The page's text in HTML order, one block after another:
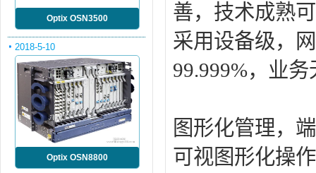
Optix OSN3500
2018-5-10
Optix OSN8800
善，技术成熟
采用设备级，
99.999%，业
图形化管理，
可视图形化操